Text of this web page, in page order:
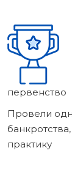
первенство
Провели
практику